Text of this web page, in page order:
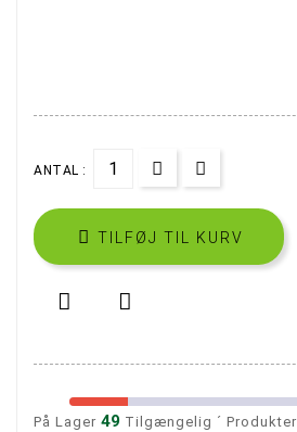
ANTAL :
 TILFØJ TIL KURV
 
På Lager 49 Tilgængelig ´ Produkter